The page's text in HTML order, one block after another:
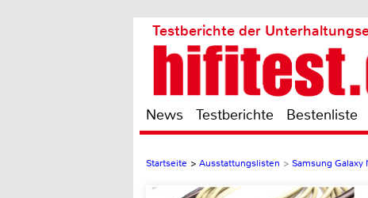
Testberichte der
News Testberichte Bestenliste
Startseite > Ausstattungslisten > Samsung